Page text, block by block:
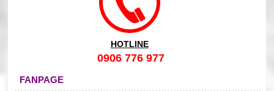
HOTLINE
0906 776 977
FANPAGE